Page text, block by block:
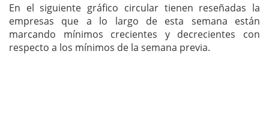
En el siguiente gráfico circular tienen reseñadas la
empresas que a lo largo de esta semana están
marcando mínimos crecientes y decrecientes con
respecto a los mínimos de la semana previa.